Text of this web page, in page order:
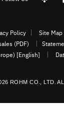
Policy Site Map
(PDF)
[English]
ROHM CO., LTD.